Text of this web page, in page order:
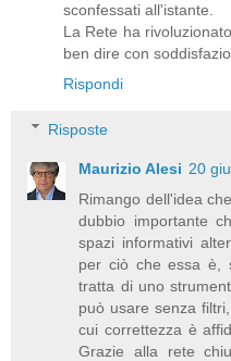
sconfessati all'istante.
La Rete ha
ben dire con
Rispondi
Risposte
Maurizio Alesi 20
Rimango dell'idea
dubbio importante
spazi informativi
per ciò che essa è,
tratta di uno
può usare senza
cui correttezza è
Grazie alla rete